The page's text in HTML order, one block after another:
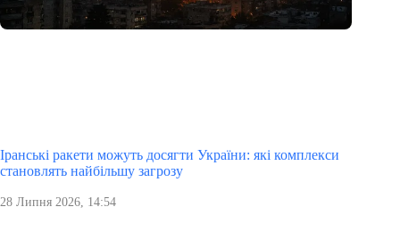
Іранські ракети можуть досягти України: які комплекси
становлять найбільшу загрозу
28 Липня 2026, 14:54